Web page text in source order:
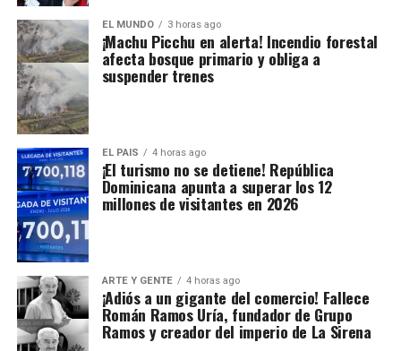
EL MUNDO 3 horas ago
¡Machu Picchu en alerta! Incendio forestal
afecta bosque primario y obliga a
suspender trenes
EL PAIS 4 horas ago
¡El turismo no se detiene! República
Dominicana apunta a superar los 12
millones de visitantes en 2026
ARTE Y GENTE 4 horas ago
¡Adiós a un gigante del comercio! Fallece
Román Ramos Uría, fundador de Grupo
Ramos y creador del imperio de La Sirena